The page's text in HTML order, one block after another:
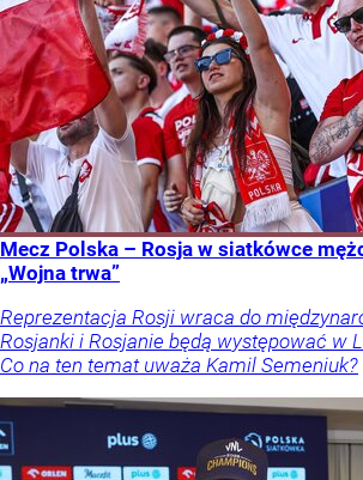
Mecz Polska – Rosja w siatkówce
„Wojna trwa”
Reprezentacja Rosji wraca do
Rosjanki i Rosjanie będą występować w
Co na ten temat uważa Kamil Semeniuk?